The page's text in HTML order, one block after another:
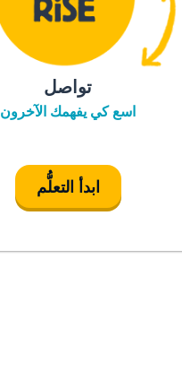
تواصل
اسع كي يفهمك الآخرون
ابدأ التعلُّم